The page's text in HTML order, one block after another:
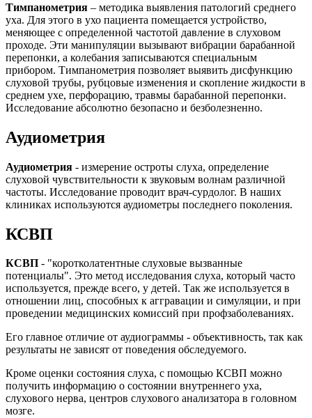
Тимпанометрия – методика выявления патологий среднего
уха. Для этого в ухо пациента помещается устройство,
меняющее с определенной частотой давление в слуховом
проходе. Эти манипуляции вызывают вибрации барабанной
перепонки, а колебания записываются специальным
прибором. Тимпанометрия позволяет выявить дисфункцию
слуховой трубы, рубцовые изменения и скопление жидкости в
среднем ухе, перфорацию, травмы барабанной перепонки.
Исследование абсолютно безопасно и безболезненно.
Аудиометрия
Аудиометрия - измерение остроты слуха, определение
слуховой чувствительности к звуковым волнам различной
частоты. Исследование проводит врач-сурдолог. В наших
клиниках используются аудиометры последнего поколения.
КСВП
КСВП - "коротколатентные слуховые вызванные
потенциалы". Это метод исследования слуха, который часто
используется, прежде всего, у детей. Так же используется в
отношении лиц, способных к аггравации и симуляции, и при
проведении медицинских комиссий при профзаболеваниях.
Его главное отличие от аудиограммы - объективность, так как
результаты не зависят от поведения обследуемого.
Кроме оценки состояния слуха, с помощью КСВП можно
получить информацию о состоянии внутреннего уха,
слухового нерва, центров слухового анализатора в головном
мозге.